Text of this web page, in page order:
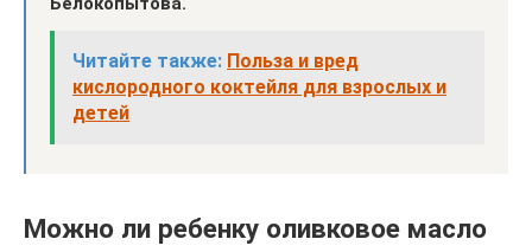
Читайте также: Польза и вред
кислородного коктейля для взрослых и
детей
Можно ли ребенку оливковое масло